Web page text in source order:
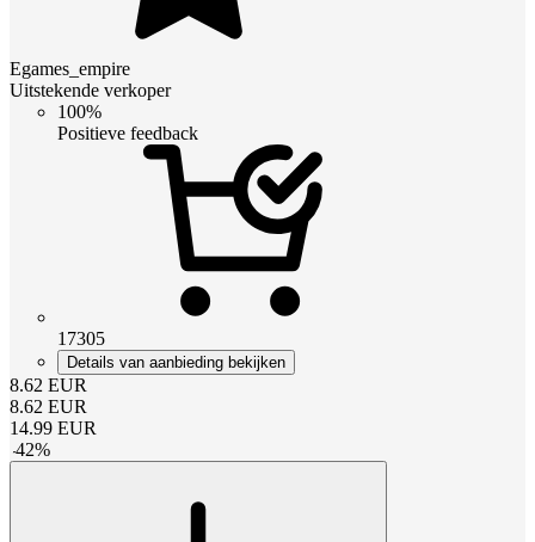
Egames_empire
Uitstekende verkoper
100%
Positieve feedback
17305
Details van aanbieding bekijken
8.62 EUR
8.62 EUR
14.99 EUR
-42%